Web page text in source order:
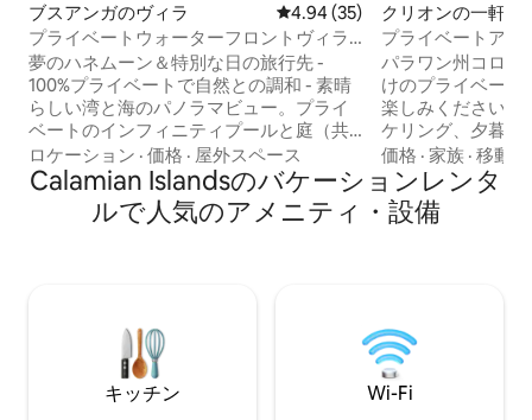
ブスアンガのヴィラ レビュー35件、5つ星中4.94つ
4.94 (35)
プライベートウォーターフロントヴィラ
220㎡、プール付きの極上のラグジュアリ
ー
夢のハネムーン＆特別な日の旅行先 -
100%プライベートで自然との調和 - 素晴
らしい湾と海のパノラマビュー。プライ
ベートのインフィニティプールと庭（共
有ではありません）。ツアー、ホリステ
ィックマッサージ、スキューバダイビン
グ diving.Owner/cook Melさんは、新鮮
な食材と敷地内のデリチーズ、ワインな
インテリアのキングベッドルーム、レイ
ンシャワー付きのコクーンバスタブのフ
ルバスルーム、グルメキッチンがありま
す。広々としたオープンプランのリビン
ロケーション · 価格 · 屋外スペース
クリオンの一軒家
プライベートアイ
そう～コロン～ビ
パラワン州コロン
けのプライベート
楽しみください。
ケリング、夕暮れ
りを楽しみましょう！ ✔ 2棟の
家 - 「The Blue
「The Casita」（
エアコン ✔ 高速
キ すべて太陽光発電。アイランドホッピ
ングとスキューバ
ます。 100%フィリピン人が所有・運営し
ています。
価格 ·家族 ·移動
Calamian Islandsのバケーションレンタ
ルで人気のアメニティ・設備
キッチン Wi-Fi